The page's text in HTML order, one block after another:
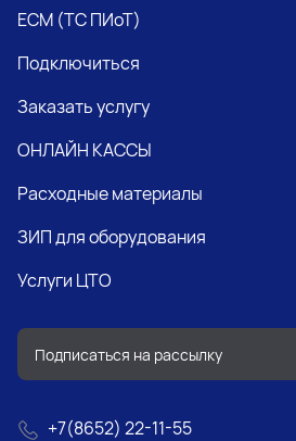
ЕСМ (ТС ПИоТ)
Подключиться
Заказать услугу
ОНЛАЙН КАССЫ
Расходные материалы
ЗИП для оборудования
Услуги ЦТО
+7(8652) 22-11-55